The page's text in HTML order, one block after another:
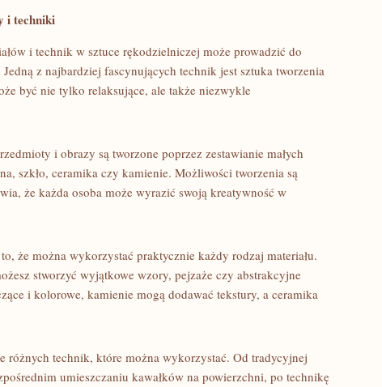
i techniki
i technik ‍w sztuce rękodzielniczej może prowadzić do
z najbardziej fascynujących technik jest sztuka⁣ tworzenia
być nie tylko ‍relaksujące, ale także ⁣niezwykle
i obrazy są tworzone⁤ poprzez zestawianie małych
szkło, ceramika⁤ czy kamienie. ⁣Możliwości tworzenia są
że każda osoba może wyrazić swoją kreatywność ⁢w
że‌ można wykorzystać praktycznie każdy ‌rodzaj materiału.
stworzyć wyjątkowe wzory, pejzaże czy abstrakcyjne
i kolorowe, ​kamienie mogą dodawać⁤ tekstury,‌ a ceramika
różnych‌ technik, które można wykorzystać. Od tradycyjnej
umieszczaniu kawałków na powierzchni, po technikę